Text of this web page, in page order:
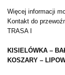
Więcej informacji
Kontakt do
TRASA I
KISIELÓWKA –
KOSZARY –